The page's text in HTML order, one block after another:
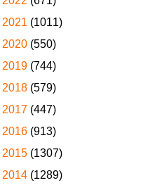
2021 (1011)
2020 (550)
2019 (744)
2018 (579)
2017 (447)
2016 (913)
2015 (1307)
2014 (1289)